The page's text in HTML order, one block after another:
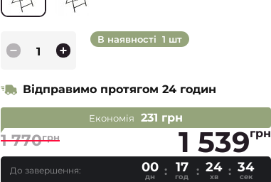
В наявності 1 шт
Відправимо протягом 24 годин
Економія 231 грн
1 770грн 1 539грн
До завершення: 00
дн
17
год
24
хв
33
сек